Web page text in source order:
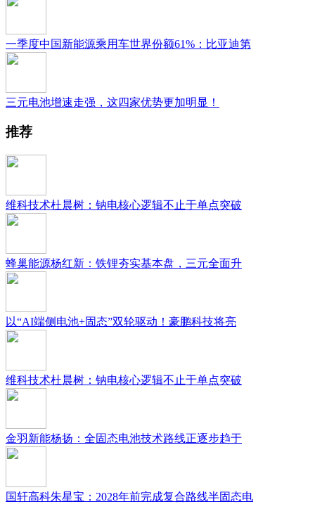
一季度中国新能源乘用车世界份额61%：比亚迪第
三元电池增速走强，这四家优势更加明显！
推荐
维科技术杜晨树：钠电核心逻辑不止于单点突破
蜂巢能源杨红新：铁锂夯实基本盘，三元全面升
以“AI端侧电池+固态”双轮驱动！豪鹏科技将亮
维科技术杜晨树：钠电核心逻辑不止于单点突破
金羽新能杨扬：全固态电池技术路线正逐步趋于
国轩高科朱星宝：2028年前完成复合路线半固态电